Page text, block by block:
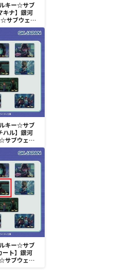
ルキー☆サブ
キナ】銀河
サブウェイ
いぐるみ
ルキー☆サブ
ハル】銀河
サブウェイ
ジ
ルキー☆サブ
ート】銀河
サブウェイ